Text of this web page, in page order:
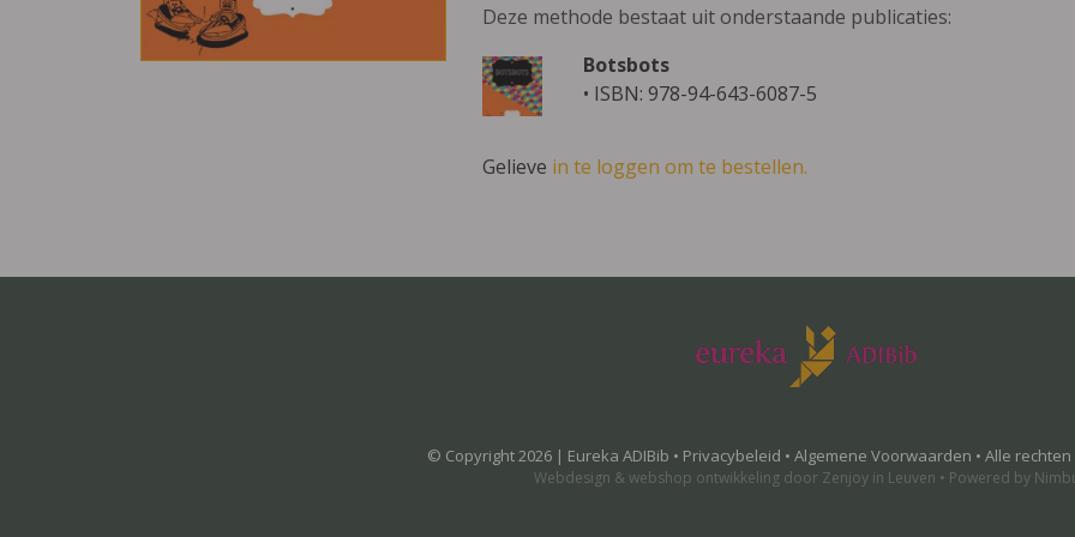
Deze methode bestaat uit onderstaande publicaties:
Botsbots
• ISBN: 978-94-643-6087-5
Gelieve in te loggen om te bestellen.
© Copyright 2026 | Eureka ADIBib • Privacybeleid • Algemene Voorwaarden • Alle
Webdesign & webshop ontwikkelingdoor Zenjoy in Leuven • Powered by